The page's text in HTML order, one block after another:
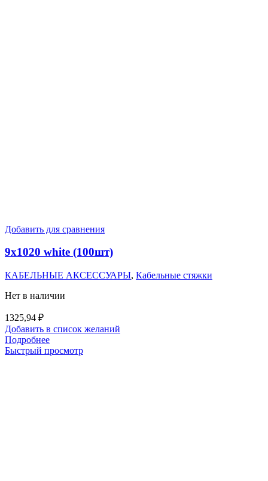
Добавить для сравнения
9х1020 white (100шт)
КАБЕЛЬНЫЕ АКСЕССУАРЫ, Кабельные стяжки
Нет в наличии
1325,94 ₽
Добавить в список желаний
Подробнее
Быстрый просмотр